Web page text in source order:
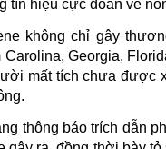
tín hiệu cực đoan về
không chỉ gây
Georgia,
mất tích chưa được
thông báo trích dẫn